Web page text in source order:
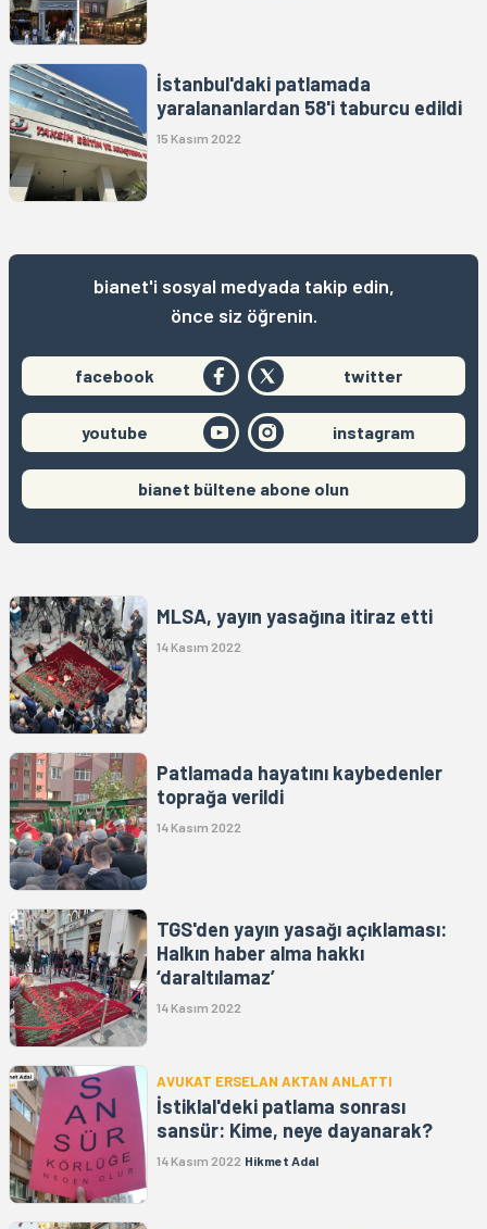
İstanbul'daki patlamada
yaralananlardan 58'i taburcu edildi
15 Kasım 2022
bianet'i sosyal medyada takip edin,
önce siz öğrenin.
facebook twitter
youtube instagram
bianet bültene abone olun
MLSA, yayın yasağına itiraz etti
14 Kasım 2022
Patlamada hayatını kaybedenler
toprağa verildi
14 Kasım 2022
TGS'den yayın yasağı açıklaması:
Halkın haber alma hakkı
‘daraltılamaz’
14 Kasım 2022
AVUKAT ERSELAN AKTAN ANLATTI
İstiklal'deki patlama sonrası
sansür: Kime, neye dayanarak?
14 Kasım 2022 Hikmet Adal